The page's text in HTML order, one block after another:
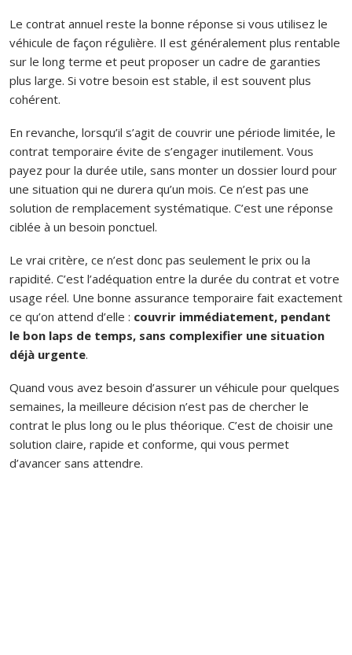
Le contrat annuel reste la bonne réponse si vous utilisez le
véhicule de façon régulière. Il est généralement plus rentable
sur le long terme et peut proposer un cadre de garanties
plus large. Si votre besoin est stable, il est souvent plus
cohérent.
En revanche, lorsqu’il s’agit de couvrir une période limitée, le
contrat temporaire évite de s’engager inutilement. Vous
payez pour la durée utile, sans monter un dossier lourd pour
une situation qui ne durera qu’un mois. Ce n’est pas une
solution de remplacement systématique. C’est une réponse
ciblée à un besoin ponctuel.
Le vrai critère, ce n’est donc pas seulement le prix ou la
rapidité. C’est l’adéquation entre la durée du contrat et votre
usage réel. Une bonne assurance temporaire fait exactement
ce qu’on attend d’elle : couvrir immédiatement, pendant
le bon laps de temps, sans complexifier une situation
déjà urgente.
Quand vous avez besoin d’assurer un véhicule pour quelques
semaines, la meilleure décision n’est pas de chercher le
contrat le plus long ou le plus théorique. C’est de choisir une
solution claire, rapide et conforme, qui vous permet
d’avancer sans attendre.